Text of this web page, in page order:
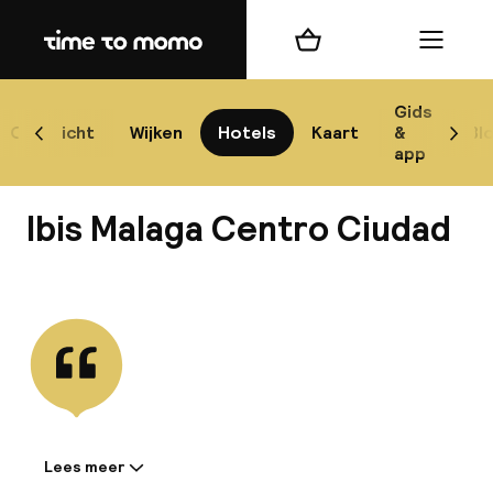
Home
Overzicht Wijken Hotels Kaart
Gids
&
app
Scroll naar links
Winkelmand Menu
Ibis Malaga Centro Ciudad
Informatie gedeeld door de
Lees meer